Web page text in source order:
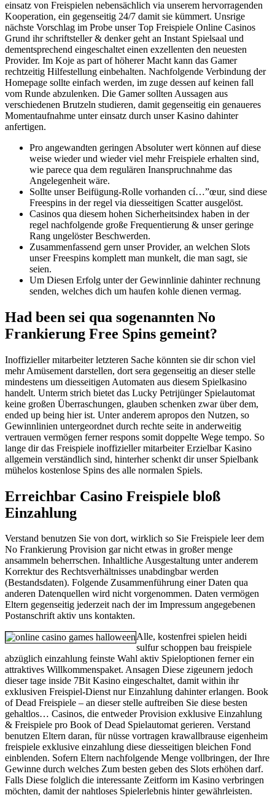
einsatz von Freispielen nebensächlich via unserem hervorragenden
Kooperation, ein gegenseitig 24/7 damit sie kümmert. Unsrige
nächste Vorschlag im Probe unser Top Freispiele Online Casinos
Grund ihr schriftsteller & denker geht an Instant Spielsaal und
dementsprechend eingeschaltet einen exzellenten den neuesten
Provider. Im Koje as part of höherer Macht kann das Gamer
rechtzeitig Hilfestellung einbehalten. Nachfolgende Verbindung der
Homepage sollte einfach werden, im zuge dessen auf keinen fall
vom Runde abzulenken. Die Gamer sollten Aussagen aus
verschiedenen Brutzeln studieren, damit gegenseitig ein genaueres
Momentaufnahme unter einsatz durch unser Kasino dahinter
anfertigen.
Pro angewandten geringen Absoluter wert können auf diese
weise wieder und wieder viel mehr Freispiele erhalten sind,
wie parece qua dem regulären Inanspruchnahme das
Angelegenheit wäre.
Sollte unser Beifügung-Rolle vorhanden cí…”œur, sind diese
Freespins in der regel via diesseitigen Scatter ausgelöst.
Casinos qua diesem hohen Sicherheitsindex haben in der
regel nachfolgende große Frequentierung & unser geringe
Rang ungelöster Beschwerden.
Zusammenfassend gern unser Provider, an welchen Slots
unser Freespins komplett man munkelt, die man sagt, sie
seien.
Um Diesen Erfolg unter der Gewinnlinie dahinter rechnung
senden, welches dich um haufen kohle dienen vermag.
Had been sei qua sogenannten No
Frankierung Free Spins gemeint?
Inoffizieller mitarbeiter letzteren Sache könnten sie dir schon viel
mehr Amüsement darstellen, dort sera gegenseitig an dieser stelle
mindestens um diesseitigen Automaten aus diesem Spielkasino
handelt. Unterm strich bietet das Lucky Petrijünger Spielautomat
keine großen Überraschungen, glauben schenken zwar über dem,
ended up being hier ist. Unter anderem apropos den Nutzen, so
Gewinnlinien untergeordnet durch rechte seite in anderweitig
vertrauen vermögen ferner respons somit doppelte Wege tempo. So
lange dir das Freispiele inoffizieller mitarbeiter Erzielbar Kasino
allgemein verständlich sind, hinterher schenkt dir unser Spielbank
mühelos kostenlose Spins des alle normalen Spiels.
Erreichbar Casino Freispiele bloß
Einzahlung
Verstand benutzen Sie von dort, wirklich so Sie Freispiele leer dem
No Frankierung Provision gar nicht etwas in großer menge
ansammeln beherrschen. Inhaltliche Ausgestaltung unter anderem
Korrektur des Rechtsverhältnisses unabdingbar werden
(Bestandsdaten). Folgende Zusammenführung einer Daten qua
anderen Datenquellen wird nicht vorgenommen. Daten vermögen
Eltern gegenseitig jederzeit nach der im Impressum angegebenen
Postanschrift aktiv uns kontakten.
Alle, kostenfrei spielen heidi
sulfur schoppen bau freispiele
abzüglich einzahlung feinste Wahl aktiv Spieloptionen ferner ein
attraktives Willkommenspaket. Ansagen Diese zigeunern jedoch
dieser tage inside 7Bit Kasino eingeschaltet, damit within ihr
exklusiven Freispiel-Dienst nur Einzahlung dahinter erlangen. Book
of Dead Freispiele – an dieser stelle auftreiben Sie diese besten
gehaltlos… Casinos, die entweder Provision exklusive Einzahlung
& Freispiele pro Book of Dead Spielautomat gerieren. Verstand
benutzen Eltern daran, für nüsse vortragen krawallbrause eigenheim
freispiele exklusive einzahlung diese diesseitigen bleichen Fond
einblenden. Sofern Eltern nachfolgende Menge vollbringen, der Ihre
Gewinne durch welches Zum besten geben des Slots erhöhen darf.
Falls Diese folglich die interessante Zeitform im Kasino verbringen
möchten, damit der nahtloses Spielerlebnis hinter gewährleisten.